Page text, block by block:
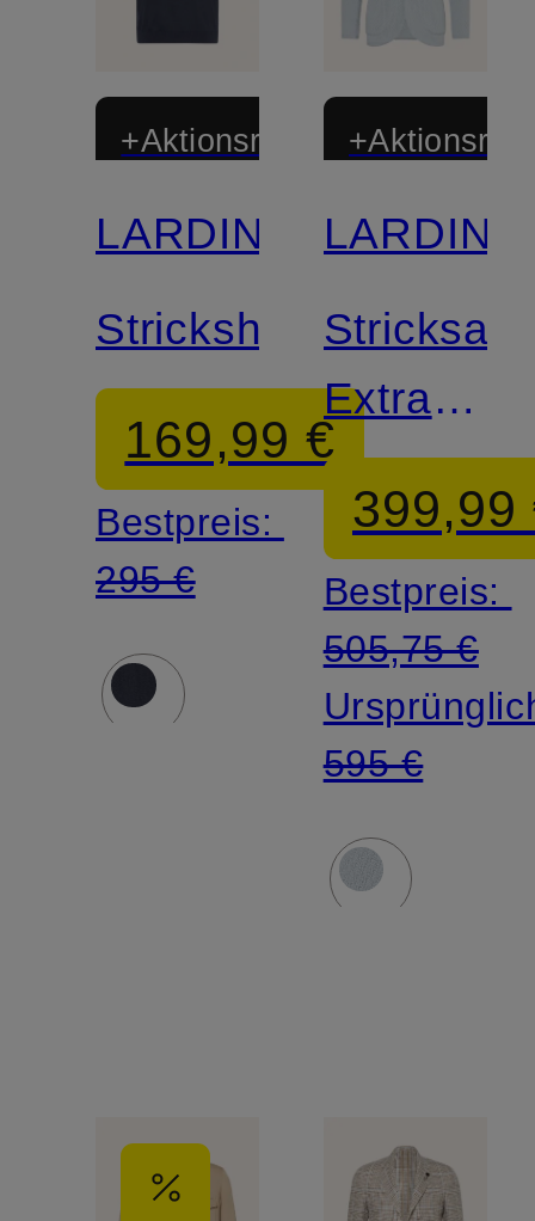
+Aktionsrabatt
LARDINI
Strickshirt
169,99 €
Bestpreis:
295 €
LARDINI
Extra
Slim Fit
399,99
Bestpreis:
505,75 €
595 €